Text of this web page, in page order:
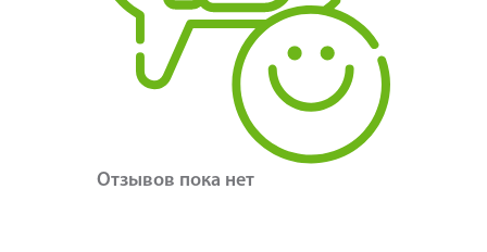
Отзывов пока нет